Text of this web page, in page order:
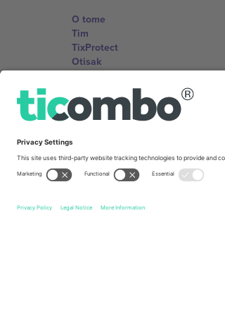
O tome
Tim
TixProtect
Otisak
Uslovi za korištenje
Partnerski program